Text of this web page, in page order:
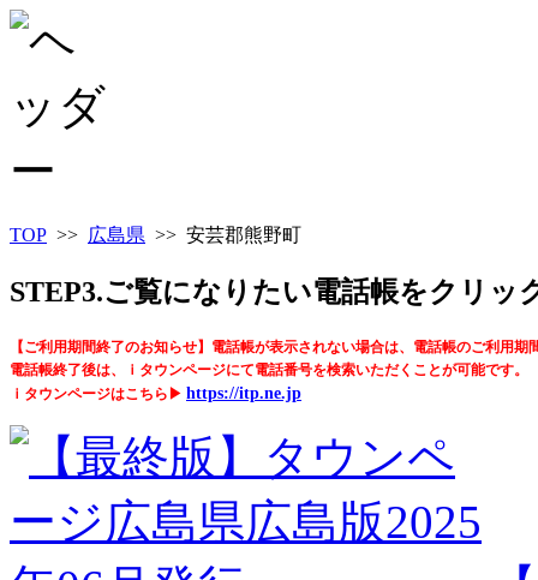
TOP >> 広島県 >> 安芸郡熊野町
STEP3.ご覧になりたい電話帳をクリッ
【ご利用期間終了のお知らせ】電話帳が表示されない場合は、電話帳のご利用期
電話帳終了後は、ｉタウンページにて電話番号を検索いただくことが可能です。
ｉタウンページはこちら▶ https://itp.ne.jp